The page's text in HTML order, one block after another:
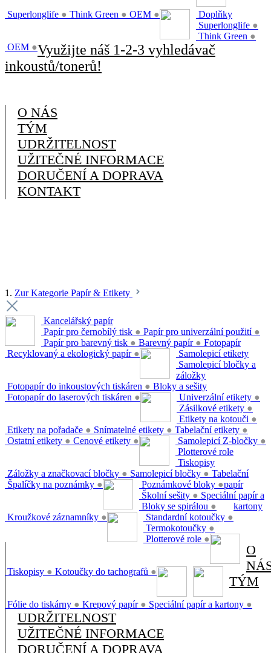
Superlonglife ● Think Green ● OEM ●
Doplňky
Superlonglife ●
Think Green ●
OEM ●Využijte náš 1-2-3 vyhledávač
inkoustů/tonerů!
O NÁS
TÝM
UDRŽITELNOST
UŽITEČNÉ INFORMACE
DORUČENÍ A DOPRAVA
KONTAKT
1. Zur Kategorie Papír & Etikety
Kancelářský papír
Papír pro černobílý tisk ● Papír pro univerzální použití ●
Papír pro barevný tisk ● Barevný papír ●
Recyklovaný a ekologický papír ●
Fotopapír
Fotopapír do inkoustových tiskáren ●
Fotopapír do laserových tiskáren ●
Samolepicí etikety
Univerzální etikety ●
Zásilkové etikety ●
Etikety na kotouči ●
Etikety na pořadače ● Snímatelné etikety ● Tabelační etikety ●
Ostatní etikety ● Cenové etikety ●
Samolepicí bločky a
záložky
Samolepicí Z-bločky ●
Záložky a značkovací bločky ● Samolepicí bločky ●
Špalíčky na poznámky ●
Bloky a sešity
Poznámkové bloky ●
Školní sešity ●
Bloky se spirálou ●
Kroužkové záznamníky ●
Plotterové role
Standardní kotoučky ●
Termokotoučky ●
Plotterové role ●
Tiskopisy
Tiskopisy ● Kotoučky do tachografů ●
Tabelační
papír
Speciální papír a
kartony
Fólie do tiskárny ● Krepový papír ● Speciální papír a kartony ●
O
TÝM
UDRŽITELNOST
UŽITEČNÉ INFORMACE
DORUČENÍ A DOPRAVA